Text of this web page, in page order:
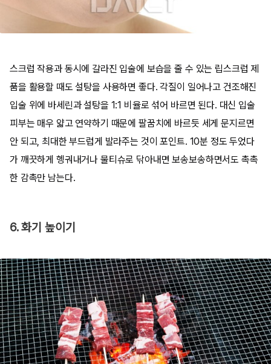
스크럽 작용과 동시에 갈라진 입술에 보습을 줄 수 있는 립스크럽 제
품을 활용할 때도 설탕을 사용하면 좋다. 각질이 일어나고 건조해진
입술 위에 바세린과 설탕을 1:1 비율로 섞어 바르면 된다. 대신 입술
피부는 매우 얇고 연약하기 때문에 팔꿈치에 바르듯 세게 문지르면
안 되고, 최대한 부드럽게 발라주는 것이 포인트. 10분 정도 두었다
가 깨끗하게 헹궈내거나 물티슈로 닦아내면 보송보송하면서도 촉촉
한 감촉만 남는다.
6. 화기 높이기